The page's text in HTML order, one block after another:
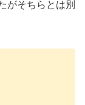
がそちらとは別